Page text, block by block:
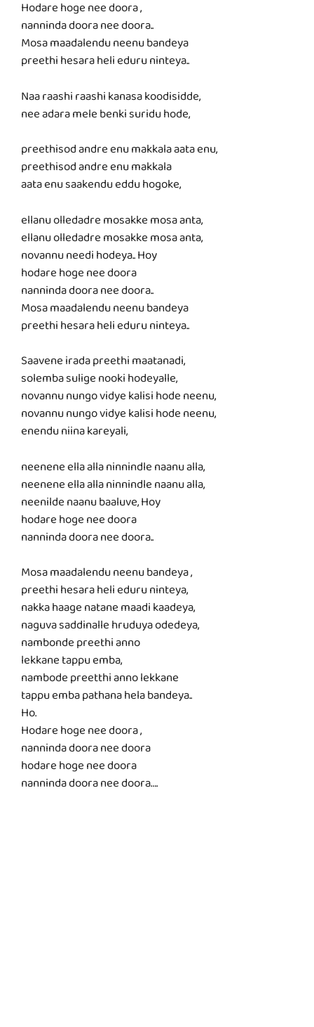
Hodare hoge nee doora ,
nanninda doora nee doora..
Mosa maadalendu neenu bandeya
preethi hesara heli eduru ninteya..
Naa raashi raashi kanasa koodisidde,
nee adara mele benki suridu hode,
preethisod andre enu makkala aata enu,
preethisod andre enu makkala
aata enu saakendu eddu hogoke,
ellanu olledadre mosakke mosa anta,
ellanu olledadre mosakke mosa anta,
novannu needi hodeya.. Hoy
hodare hoge nee doora
nanninda doora nee doora..
Mosa maadalendu neenu bandeya
preethi hesara heli eduru ninteya..
Saavene irada preethi maatanadi,
solemba sulige nooki hodeyalle,
novannu nungo vidye kalisi hode neenu,
novannu nungo vidye kalisi hode neenu,
enendu niina kareyali,
neenene ella alla ninnindle naanu alla,
neenene ella alla ninnindle naanu alla,
neenilde naanu baaluve, Hoy
hodare hoge nee doora
nanninda doora nee doora..
Mosa maadalendu neenu bandeya ,
preethi hesara heli eduru ninteya,
nakka haage natane maadi kaadeya,
naguva saddinalle hruduya odedeya,
nambonde preethi anno
lekkane tappu emba,
nambode preetthi anno lekkane
tappu emba pathana hela bandeya..
Ho.
Hodare hoge nee doora ,
nanninda doora nee doora
hodare hoge nee doora
nanninda doora nee doora….